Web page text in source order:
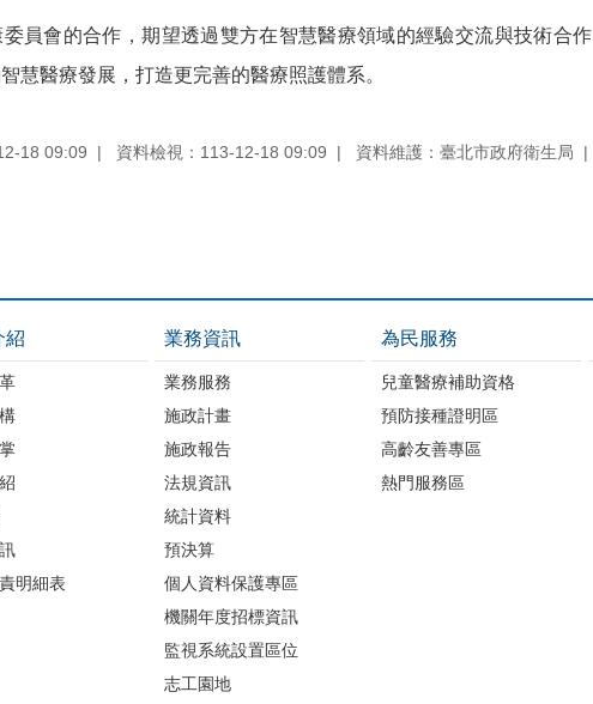
員會的合作，期望透過雙方在智慧醫療領域的經驗交流與技術合作
慧醫療發展，打造更完善的醫療照護體系。
18 09:09 資料檢視：113-12-18 09:09 資料維護：臺北市政府衛生局
紹
明細表
業務資訊
業務服務
施政計畫
施政報告
法規資訊
統計資料
預決算
個人資料保護專區
機關年度招標資訊
監視系統設置區位
志工園地
為民服務
兒童醫療補助資格
預防接種證明區
高齡友善專區
熱門服務區